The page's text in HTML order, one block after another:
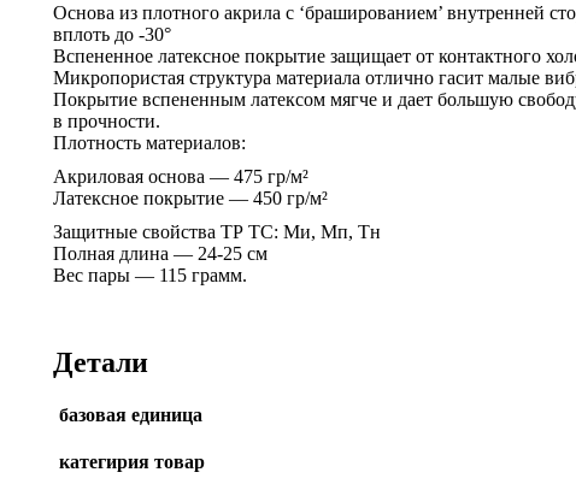
Основа из плотного акрила с ‘брашированием’ внутренней
вплоть до -30°
Вспененное латексное покрытие защищает от контактного
Микропористая структура материала отлично гасит малые
Покрытие вспененным латексом мягче и дает большую
в прочности.
Плотность материалов:
Акриловая основа — 475 гр/м²
Латексное покрытие — 450 гр/м²
Защитные свойства ТР ТС: Ми, Мп, Тн
Полная длина — 24-25 см
Вес пары — 115 грамм.
Детали
базовая единица
категирия товар